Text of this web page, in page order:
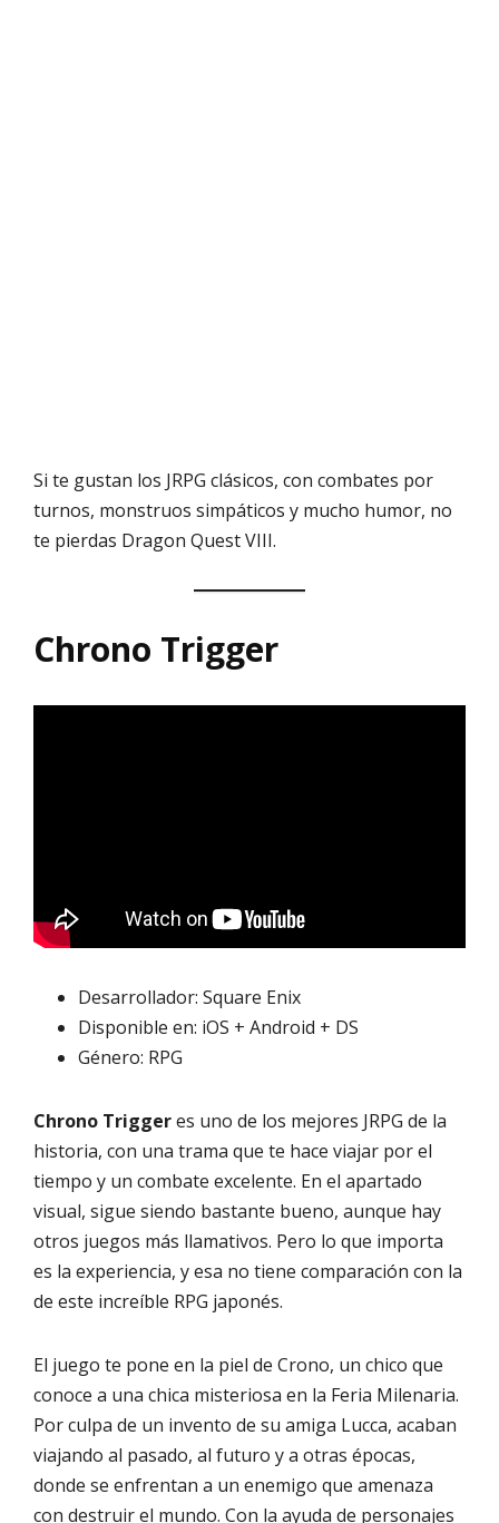
Si te gustan los JRPG clásicos, con combates por
turnos, monstruos simpáticos y mucho humor, no
te pierdas Dragon Quest VIII.
Chrono Trigger
Desarrollador: Square Enix
Disponible en: iOS + Android + DS
Género: RPG
Chrono Triggeres uno de los mejores JRPG de la
historia, con una trama que te hace viajar por el
tiempo y un combate excelente. En el apartado
visual, sigue siendo bastante bueno, aunque hay
otros juegos más llamativos. Pero lo que importa
es la experiencia, y esa no tiene comparación con la
de este increíble RPG japonés.
El juego te pone en la piel de Crono, un chico que
conoce a una chica misteriosa en la Feria Milenaria.
Por culpa de un invento de su amiga Lucca, acaban
viajando al pasado, al futuro y a otras épocas,
donde se enfrentan a un enemigo que amenaza
con destruir el mundo. Con la ayuda de personajes